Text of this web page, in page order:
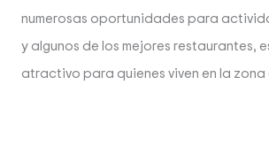
numerosas oportunidades para
y algunos de los mejores restaurantes,
atractivo para quienes viven en la zona